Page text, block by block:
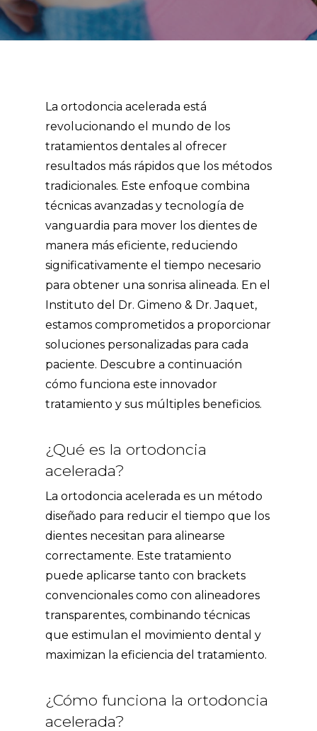
La ortodoncia acelerada está
revolucionando el mundo de los
tratamientos dentales al ofrecer
resultados más rápidos que los métodos
tradicionales. Este enfoque combina
técnicas avanzadas y tecnología de
vanguardia para mover los dientes de
manera más eficiente, reduciendo
significativamente el tiempo necesario
para obtener una sonrisa alineada. En el
Instituto del Dr. Gimeno & Dr. Jaquet,
estamos comprometidos a proporcionar
soluciones personalizadas para cada
paciente. Descubre a continuación
cómo funciona este innovador
tratamiento y sus múltiples beneficios.
¿Qué es la ortodoncia
acelerada?
La ortodoncia acelerada es un método
diseñado para reducir el tiempo que los
dientes necesitan para alinearse
correctamente. Este tratamiento
puede aplicarse tanto con brackets
convencionales como con alineadores
transparentes, combinando técnicas
que estimulan el movimiento dental y
maximizan la eficiencia del tratamiento.
¿Cómo funciona la ortodoncia
acelerada?